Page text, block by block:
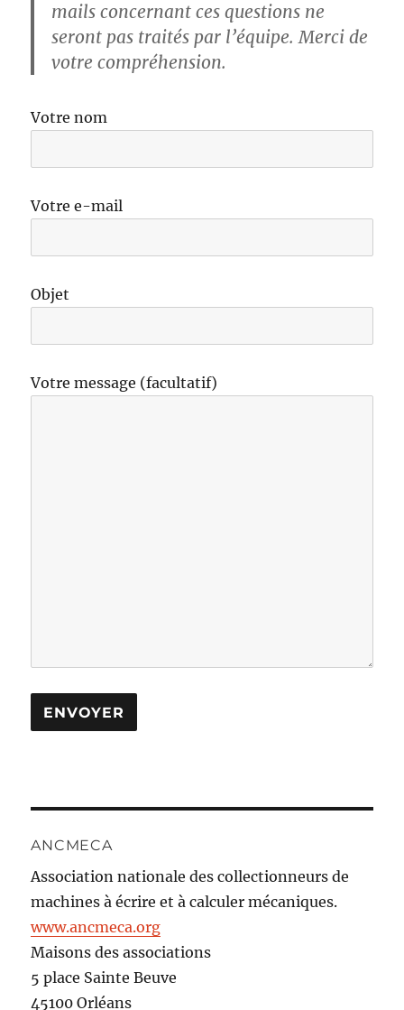
mails concernant ces questions ne
seront pas traités par l’équipe. Merci de
votre compréhension.
Votre nom
Votre e-mail
Objet
Votre message (facultatif)
ANCMECA
Association nationale des collectionneurs de
machines à écrire et à calculer mécaniques.
www.ancmeca.org
Maisons des associations
5 place Sainte Beuve
45100 Orléans